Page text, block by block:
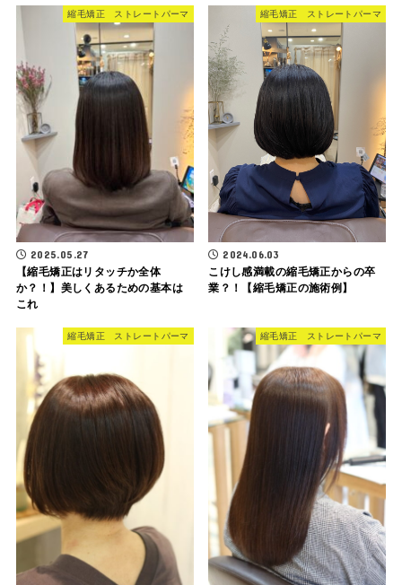
縮毛矯正 ストレートパーマ
2025.05.27
【縮毛矯正はリタッチか全体
か？！】美しくあるための基本は
これ
縮毛矯正 ストレートパーマ
2024.06.03
こけし感満載の縮毛矯正からの卒
業？！【縮毛矯正の施術例】
縮毛矯正 ストレートパーマ 縮毛矯正 ストレートパーマ